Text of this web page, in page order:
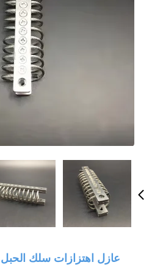
عازل اهتزازات سلك الحبل